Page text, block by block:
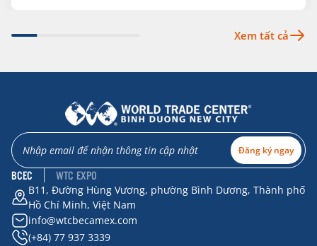
Xem tất cả
Đăng ký ngay
BCEC WTC EXPO
B11, Đường Hùng Vương, phường Bình Dương, Thành phố
Hồ Chí Minh, Việt Nam
info@wtcbecamex.com
(+84) 77 937 3339